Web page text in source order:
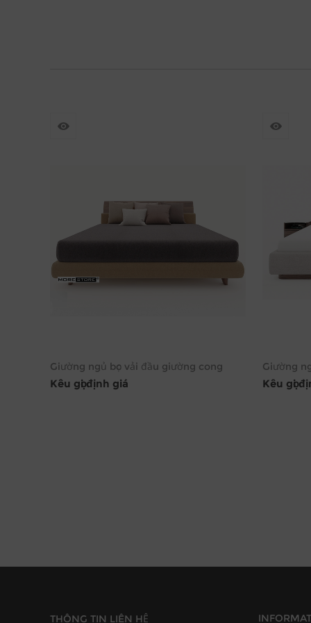
Giường ngủ bọc vải đầu giường cong
Kêu gọi định giá
Giường
Kêu gọi
THÔNG TIN LIÊN HỆ